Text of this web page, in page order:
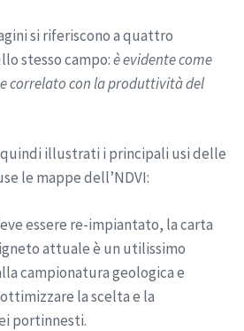
si riferiscono a quattro
stesso campo:è evidente come
correlato con la produttività del
illustrati i principali usi delle
le mappe dell’NDVI:
essere re-impiantato, la carta
attuale è un utilissimo
campionatura geologica e
la scelta e la
portinnesti.